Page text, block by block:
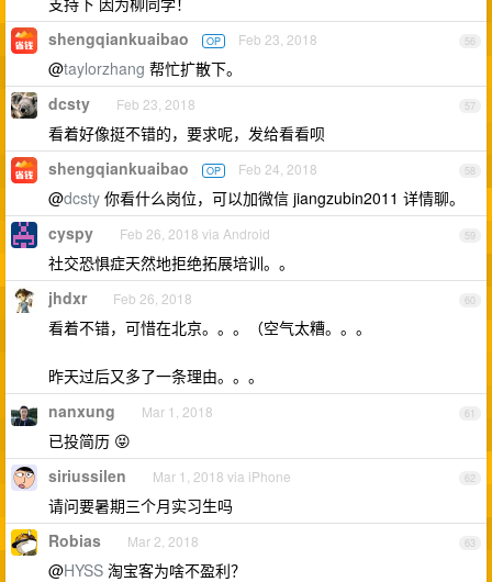
56
shengqiankuaibao OP Feb 23, 2018
@taylorzhang 帮忙扩散下。
57
dcsty Feb 23, 2018
看着好像挺不错的，要求呢，发给看看呗
58
shengqiankuaibao OP Feb 24, 2018
@dcsty 你看什么岗位，可以加微信 jiangzubin2011 详情聊。
59
cyspy Feb 26, 2018 via Android
社交恐惧症天然地拒绝拓展培训。。
60
jhdxr Feb 26, 2018
看着不错，可惜在北京。。。（空气太糟。。。
昨天过后又多了一条理由。。。
61
nanxung Mar 1, 2018
已投简历 😝
62
siriussilen Mar 1, 2018 via iPhone
请问要暑期三个月实习生吗
63
Robias Mar 2, 2018
@HYSS 淘宝客为啥不盈利？